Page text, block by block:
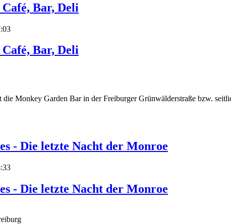
Bar, Deli
Bar, Deli
Monkey Garden Bar in der Freiburger Grünwälderstraße bzw.
- Die letzte Nacht der Monroe
- Die letzte Nacht der Monroe